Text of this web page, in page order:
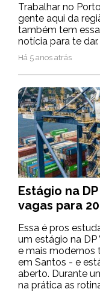
Trabalhar no
gente aqui da
também tem
notícia para te
Há 5 anos atrás
Estágio na
vagas para
Essa é pros
um estágio na DP
e mais modernos
em Santos - e
aberto. Durante
na prática as